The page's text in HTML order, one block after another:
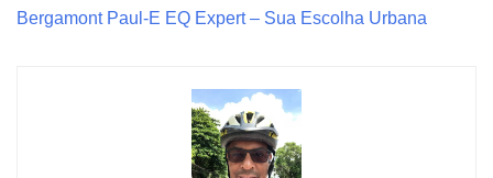
Bergamont Paul-E EQ Expert – Sua Escolha Urbana